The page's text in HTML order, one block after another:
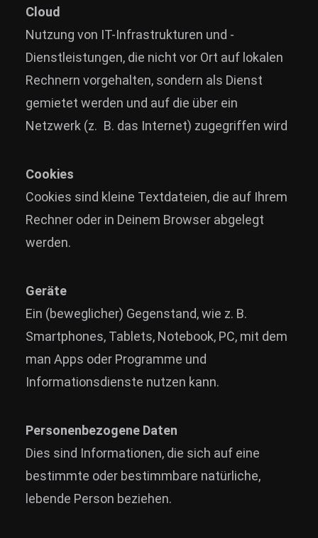
Cloud
Nutzung von IT-Infrastrukturen und -
Dienstleistungen, die nicht vor Ort auf lokalen
Rechnern vorgehalten, sondern als Dienst
gemietet werden und auf die über ein
Netzwerk (z. B. das Internet) zugegriffen wird
Cookies
Cookies sind kleine Textdateien, die auf Ihrem
Rechner oder in Deinem Browser abgelegt
werden.
Geräte
Ein (beweglicher) Gegenstand, wie z. B.
Smartphones, Tablets, Notebook, PC, mit dem
man Apps oder Programme und
Informationsdienste nutzen kann.
Personenbezogene Daten
Dies sind Informationen, die sich auf eine
bestimmte oder bestimmbare natürliche,
lebende Person beziehen.